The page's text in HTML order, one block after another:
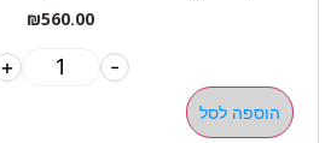
₪560.00
-
+
הוספה לסל